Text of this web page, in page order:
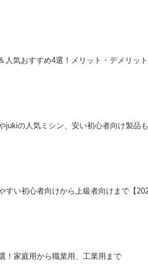
人気おすすめ4選！メリット・デメリッ
jukiの人気ミシン、安い初心者向け製品も
い初心者向けから上級者向けまで【
！家庭用から職業用、工業用まで